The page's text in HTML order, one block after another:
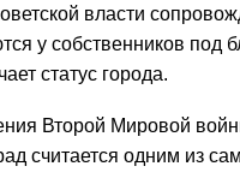
власти
у собственников под
статус города.
Второй Мировой
считается одним из